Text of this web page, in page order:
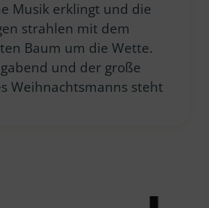
Musik erklingt und die
strahlen mit dem
Baum um die Wette.
und der große
Weihnachtsmanns steht